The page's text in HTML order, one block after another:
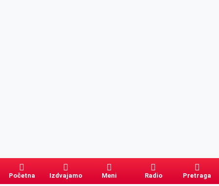
Početna Izdvajamo Meni Radio Pretraga